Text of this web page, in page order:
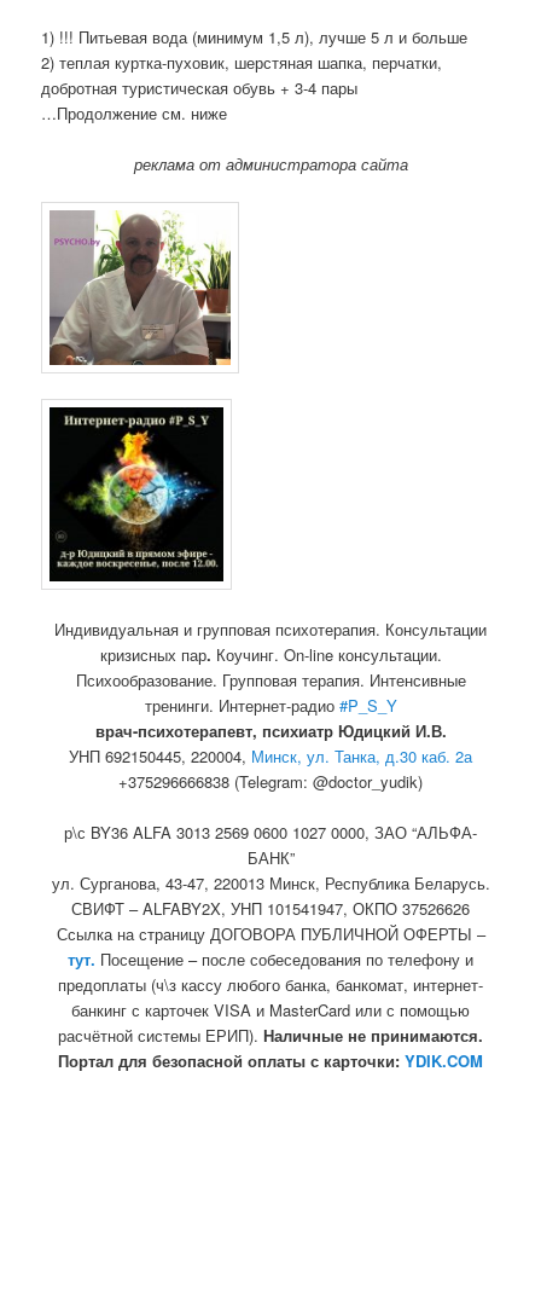
1) !!! Питьевая вода (минимум 1,5 л), лучше 5 л и больше
2) теплая куртка-пуховик, шерстяная шапка, перчатки,
добротная туристическая обувь + 3-4 пары
…Продолжение см. ниже
реклама от администратора сайта
Индивидуальная и групповая психотерапия. Консультации
кризисных пар. Коучинг. On-line консультации.
Психообразование. Групповая терапия. Интенсивные
тренинги. Интернет-радио #P_S_Y
врач-психотерапевт, психиатр Юдицкий И.В.
УНП 692150445, 220004, Минск, ул. Танка, д.30 каб. 2а
+375296666838 (Telegram: @doctor_yudik)
р\с BY36 ALFA 3013 2569 0600 1027 0000, ЗАО “АЛЬФА-
БАНК”
ул. Сурганова, 43-47, 220013 Минск, Республика Беларусь.
СВИФТ – ALFABY2X, УНП 101541947, ОКПО 37526626
Ссылка на страницу ДОГОВОРА ПУБЛИЧНОЙ ОФЕРТЫ –
тут. Посещение – после собеседования по телефону и
предоплаты (ч\з кассу любого банка, банкомат, интернет-
банкинг с карточек VISA и MasterCard или с помощью
расчётной системы ЕРИП). Наличные не принимаются.
Портал для безопасной оплаты с карточки: YDIK.COM